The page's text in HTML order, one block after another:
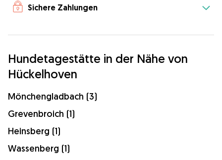
Sichere Zahlungen
Hundetagestätte in der Nähe von
Hückelhoven
Mönchengladbach (3)
Grevenbroich (1)
Heinsberg (1)
Wassenberg (1)